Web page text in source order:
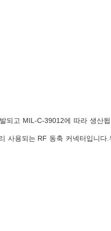
고 MIL-C-39012에 따라 생산
사용되는 RF 동축 커넥터입니다